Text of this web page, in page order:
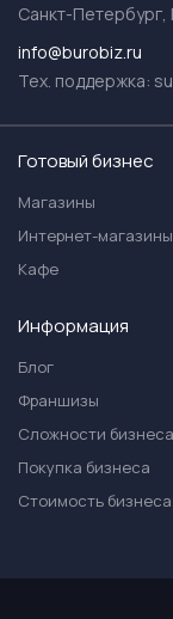
Санкт-Петербург,
info@burobiz.ru
Тех. поддержка:
Готовый бизнес
Магазины
Интернет-магазины
Кафе
Информация
Блог
Франшизы
Сложности бизнеса
Покупка бизнеса
Стоимость бизнеса